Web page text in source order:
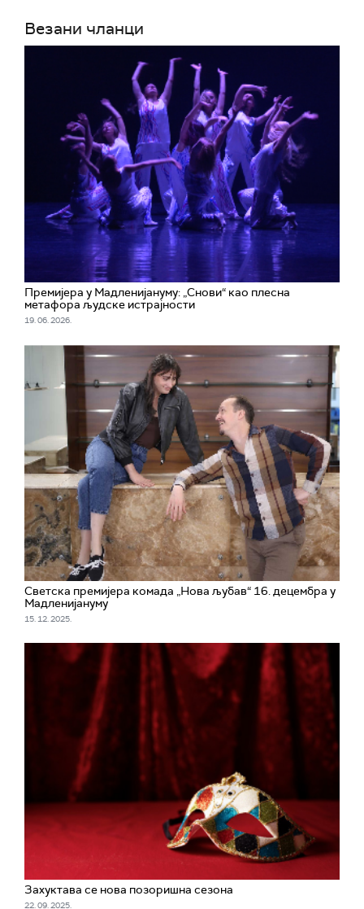
Везани чланци
Премијера у Мадленијануму: „Снови“ као плесна
метафора људске истрајности
19. 06. 2026.
Светска премијера комада „Нова љубав“ 16. децембра у
Мадленијануму
15. 12. 2025.
Захуктава се нова позоришна сезона
22. 09. 2025.